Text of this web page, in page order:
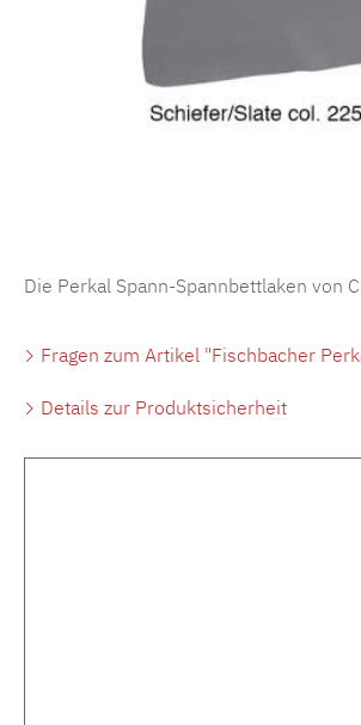
Die Perkal Spann-Spannbettlaken von
Fragen zum Artikel "Fischbacher
Details zur Produktsicherheit